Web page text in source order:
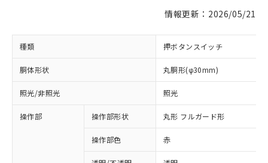
情報更新：2026/05/21
種類 押ボタンスイッチ
胴体形状 丸胴形(φ30mm)
照光/非照光 照光
操作部 操作部形状 丸形 フルガード形
操作部色 赤